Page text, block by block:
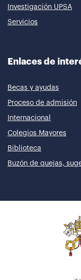
Investigación UPSA
Servicios
Enlaces de
Becas y ayudas
Proceso de admisión
Internacional
Colegios Mayores
Biblioteca
Buzón de quejas,